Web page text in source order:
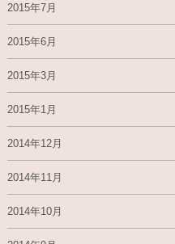
2015年7月
2015年6月
2015年3月
2015年1月
2014年12月
2014年11月
2014年10月